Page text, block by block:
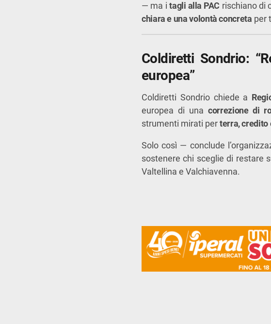
— ma itagli alla PAC rischiano di
chiara e una volontà concreta per
Coldiretti Sondrio:
europea”
Coldiretti Sondrio chiede a
europea di unacorrezione di
strumenti mirati perterra, credito
Solo così — conclude
sostenere chi sceglie di restare
Valtellina e Valchiavenna.